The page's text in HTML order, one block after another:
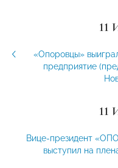
11
«Опоровцы»
предприятие
11
Вице-президент
выступил на